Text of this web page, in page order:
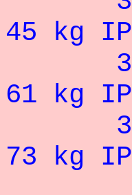
45 kg
3°
61 kg
3°
73 kg